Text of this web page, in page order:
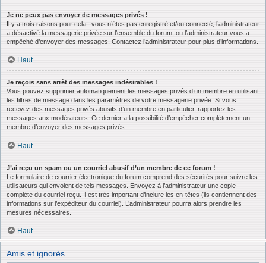
Je ne peux pas envoyer de messages privés !
Il y a trois raisons pour cela : vous n’êtes pas enregistré et/ou connecté, l’administrateur
a désactivé la messagerie privée sur l’ensemble du forum, ou l’administrateur vous a
empêché d’envoyer des messages. Contactez l’administrateur pour plus d’informations.
Haut
Je reçois sans arrêt des messages indésirables !
Vous pouvez supprimer automatiquement les messages privés d’un membre en utilisant
les filtres de message dans les paramètres de votre messagerie privée. Si vous
recevez des messages privés abusifs d’un membre en particulier, rapportez les
messages aux modérateurs. Ce dernier a la possibilité d’empêcher complètement un
membre d’envoyer des messages privés.
Haut
J’ai reçu un spam ou un courriel abusif d’un membre de ce forum !
Le formulaire de courrier électronique du forum comprend des sécurités pour suivre les
utilisateurs qui envoient de tels messages. Envoyez à l’administrateur une copie
complète du courriel reçu. Il est très important d’inclure les en-têtes (ils contiennent des
informations sur l’expéditeur du courriel). L’administrateur pourra alors prendre les
mesures nécessaires.
Haut
Amis et ignorés